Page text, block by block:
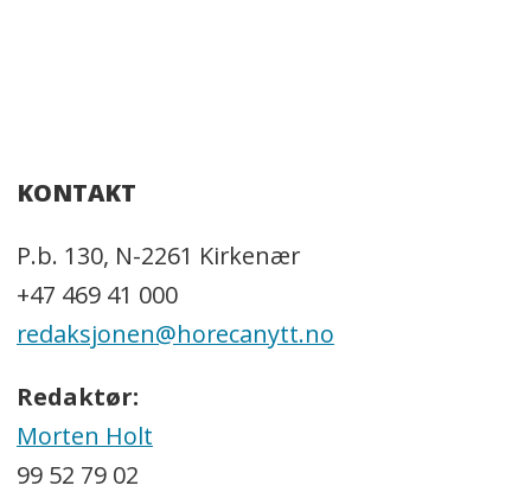
KONTAKT
P.b. 130, N-2261 Kirkenær
+47 469 41 000
redaksjonen@horecanytt.no
Redaktør:
Morten Holt
99 52 79 02